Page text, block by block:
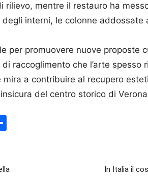
rilievo, mentre il restauro ha
degli interni, le colonne addossate
per promuovere nuove proposte
raccoglimento che l’arte spesso
a contribuire al recupero
del centro storico di
In Italia il